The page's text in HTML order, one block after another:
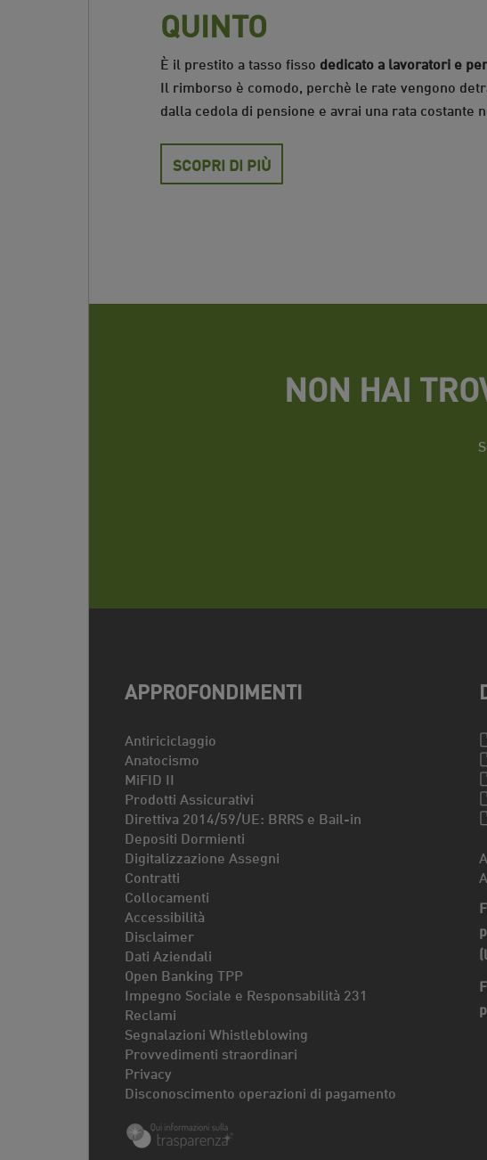
QUINTO
È il prestito a tasso fisso dedicato a lavoratori e
Il rimborso è comodo, perchè le rate vengono
dalla cedola di pensione e avrai una rata costante
SCOPRI DI PIÙ
NON HAI
APPROFONDIMENTI
Antiriciclaggio
Anatocismo
MiFID II
Prodotti Assicurativi
Direttiva 2014/59/UE: BRRS e Bail-in
Depositi Dormienti
Digitalizzazione Assegni
Contratti
Collocamenti
Accessibilità
Disclaimer
Dati Aziendali
Open Banking TPP
Impegno Sociale e Responsabilità 231
Reclami
Segnalazioni Whistleblowing
Provvedimenti straordinari
Privacy
Disconoscimento operazioni di pagamento